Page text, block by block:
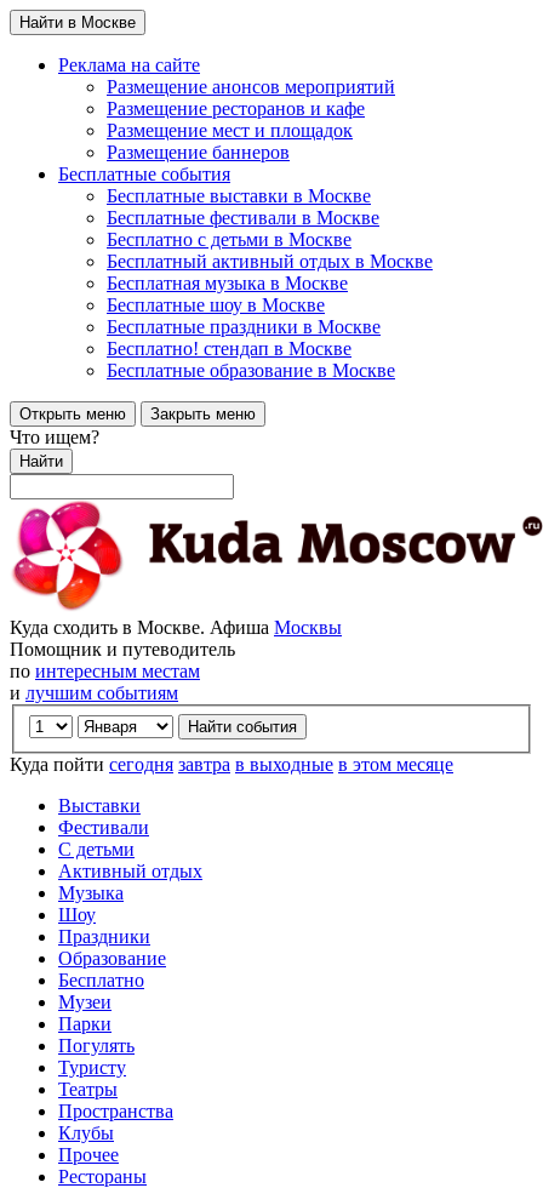
Найти в Москве
Реклама на сайте
Размещение анонсов мероприятий
Размещение ресторанов и кафе
Размещение мест и площадок
Размещение баннеров
Бесплатные события
Бесплатные выставки в Москве
Бесплатные фестивали в Москве
Бесплатно с детьми в Москве
Бесплатный активный отдых в Москве
Бесплатная музыка в Москве
Бесплатные шоу в Москве
Бесплатные праздники в Москве
Бесплатно! стендап в Москве
Бесплатные образование в Москве
Открыть меню Закрыть меню
Что ищем?
Найти
Куда сходить в Москве. Афиша Москвы
Помощник и путеводитель
по интересным местам
и лучшим событиям
Куда пойти сегодня завтра в выходные в этом месяце
Выставки
Фестивали
С детьми
Активный отдых
Музыка
Шоу
Праздники
Образование
Бесплатно
Музеи
Парки
Погулять
Туристу
Театры
Пространства
Клубы
Прочее
Рестораны